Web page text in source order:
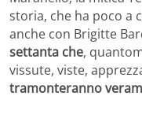
storia, che ha poco a
anche con Brigitte
settanta che,
vissute, viste,
tramonteranno